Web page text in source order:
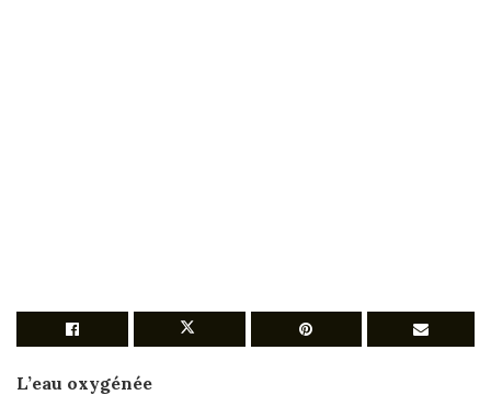
L’eau oxygénée